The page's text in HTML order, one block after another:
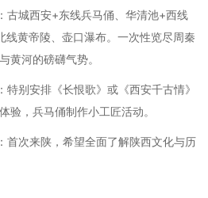
城西安+东线兵马俑、华清池+西线
线黄帝陵、壶口瀑布。一次性览尽周秦
黄河的磅礴气势。
别安排《长恨歌》或《西安千古情》
验，兵马俑制作小工匠活动。
次来陕，希望全面了解陕西文化与历